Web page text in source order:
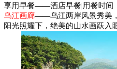
享用早餐——酒店早餐|用餐时间
乌江画廊——乌江两岸风景秀美
阳光照耀下，绝美的山水画跃入